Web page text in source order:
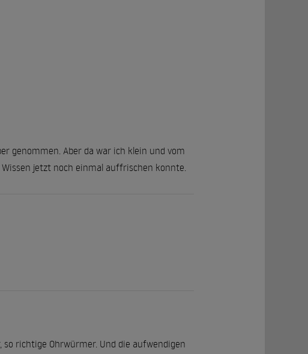
genommen. Aber da war ich klein und vom
jetzt noch einmal auffrischen konnte.
so richtige Ohrwürmer. Und die aufwendigen